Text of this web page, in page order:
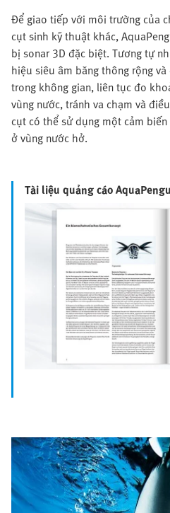
Để giao tiếp với môi trường của
cụt sinh kỹ thuật khác,
bị sonar 3D đặc biệt. Tương tự
hiệu siêu âm băng thông rộng
trong không gian, liên tục đo
vùng nước, tránh va chạm và
cụt có thể sử dụng một cảm
ở vùng nước hở.
Tài liệu quảng cáo